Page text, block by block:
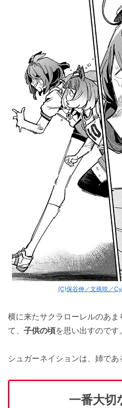
(C)保谷伸／文殊咲／
横に来たサクラローレルのあ
て、 子供の頃を思い出すのです。
シュガーネイションは、姉で
一番大切